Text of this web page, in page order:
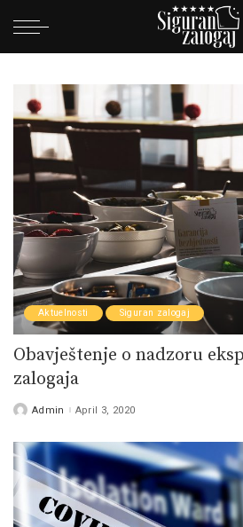
Aktuelnosti Siguran zalogaj
Obavještenje o nadzoru
zalogaja
PostedAdmin April 3, 2020